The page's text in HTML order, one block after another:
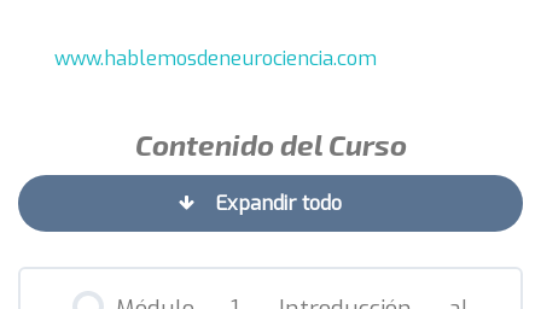
www.hablemosdeneurociencia.com
Contenido del Curso
Expandir todo